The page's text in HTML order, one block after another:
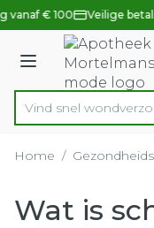
Ga naar de inhoud
1 van 1
vanaf € 100 Veilige
Menu
Product, merk,
Vind snel
Home /
Wat is